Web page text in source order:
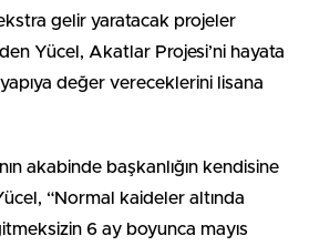
gelir yaratacak projeler
Yücel, Akatlar Projesi’ni hayata
değer vereceklerini lisana
akabinde başkanlığın kendisine
“Normal kaideler altında
6 ay boyunca mayıs